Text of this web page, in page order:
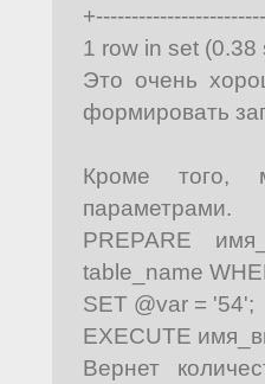
1 row in set (0.38
Это очень
формировать
Кроме того,
параметрами.
PREPARE
table_name
SET @var = '54';
EXECUTE
Вернет